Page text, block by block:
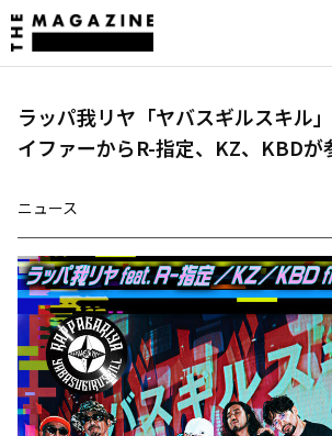
ラッパ我リヤ「ヤバスギルスキル
イファーからR-指定、KZ、KBDが
ニュース